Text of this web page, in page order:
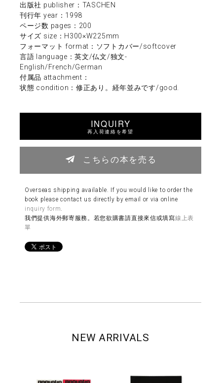
出版社 publisher：TASCHEN
刊行年 year：1998
ページ数 pages：200
サイズ size：H300×W225mm
フォーマット format：ソフトカバー/softcover
言語 language：英文/仏文/独文-
English/French/German
付属品 attachment：
状態 condition：修正あり。経年並みです/good.
INQUIRY
再入荷連絡を希望
こちらの本を売る
Overseas shipping available. If you would like to order the
book please contact us directly by email or via online
inquiry form
我們提供海外郵寄服務。若您欲購書請直接來信或填寫線上表
單
NEW ARRIVALS